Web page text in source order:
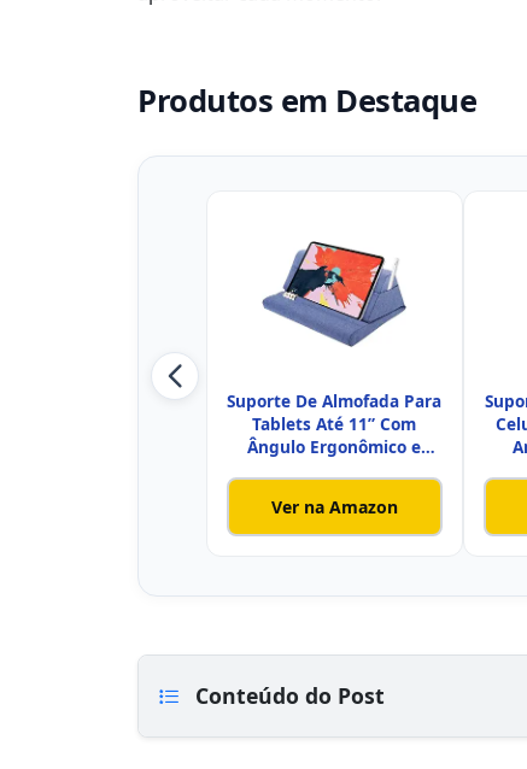
Produtos em Destaque
Suporte De Almofada Para
Tablets Até 11” Com
Ângulo Ergonômico e
Ver na Amazon
Conteúdo do Post